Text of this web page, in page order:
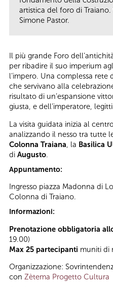
artistica del foro di
Simone Pastor.
Il più grande Foro
per ribadire il suo imperium
l’impero. Una complessa rete
che servivano alla
risultato di un’espansione
giusta, e dell’imperatore,
La visita guidata inizia al
analizzando il nesso tra tutte
Colonna Traiana , la Basilica
di Augusto.
Appuntamento:
Ingresso piazza Madonna di
Colonna di Traiano.
Informazioni:
Prenotazione obbligatoria
19.00)
Max 25 partecipanti muniti di
Organizzazione:
con Zètema Progetto Cultura